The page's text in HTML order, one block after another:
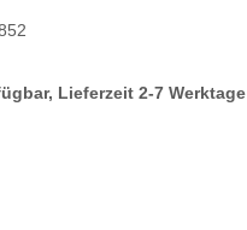
Lieferzeit 2-7 Werktage